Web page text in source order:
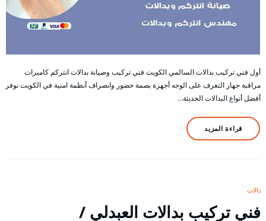
أول فني تركيب بدالات السالمي الكويت فني تركيب وصيانة بدالات انتركم كاميرات
مراقبة جهاز التعرف على الوجه أجهزة بصمة حضور وانصراف أنظمة امنية في الكويت نوفر
أفضل أنواع البدالات الحديثة…
قراءة المزيد
بدالات
فني تركيب بدالات العبدلي /